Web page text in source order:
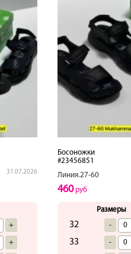
31.07.2026
+
+
Босоножки
#23456851
Линия.27-60
460руб
Размеры
32 -
33 -